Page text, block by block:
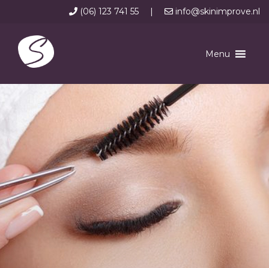
(06) 123 741 55 | info@skinimprove.nl
Menu